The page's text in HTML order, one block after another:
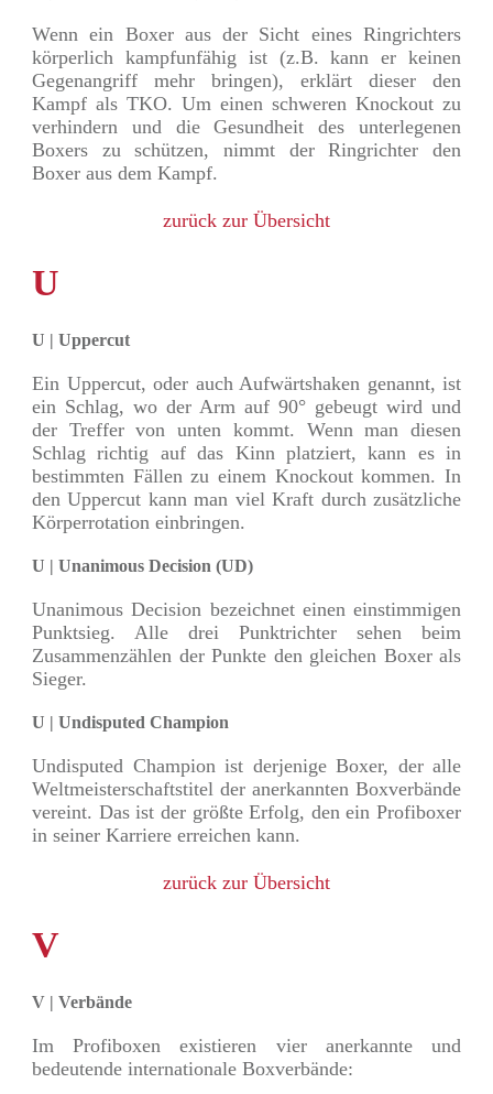
Wenn ein Boxer aus der Sicht eines Ringrichters
körperlich kampfunfähig ist (z.B. kann er keinen
Gegenangriff mehr bringen), erklärt dieser den
Kampf als TKO. Um einen schweren Knockout zu
verhindern und die Gesundheit des unterlegenen
Boxers zu schützen, nimmt der Ringrichter den
Boxer aus dem Kampf.
zurück zur Übersicht
U
U | Uppercut
Ein Uppercut, oder auch Aufwärtshaken genannt, ist
ein Schlag, wo der Arm auf 90° gebeugt wird und
der Treffer von unten kommt. Wenn man diesen
Schlag richtig auf das Kinn platziert, kann es in
bestimmten Fällen zu einem Knockout kommen. In
den Uppercut kann man viel Kraft durch zusätzliche
Körperrotation einbringen.
U | Unanimous Decision (UD)
Unanimous Decision bezeichnet einen einstimmigen
Punktsieg. Alle drei Punktrichter sehen beim
Zusammenzählen der Punkte den gleichen Boxer als
Sieger.
U | Undisputed Champion
Undisputed Champion ist derjenige Boxer, der alle
Weltmeisterschaftstitel der anerkannten Boxverbände
vereint. Das ist der größte Erfolg, den ein Profiboxer
in seiner Karriere erreichen kann.
zurück zur Übersicht
V
V | Verbände
Im Profiboxen existieren vier anerkannte und
bedeutende internationale Boxverbände: